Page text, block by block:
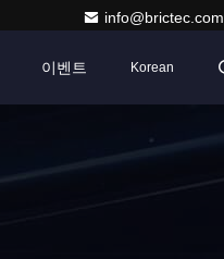
info@brictec.com
이벤트 Korean